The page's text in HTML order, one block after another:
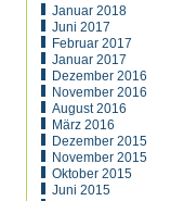
Januar 2018
Juni 2017
Februar 2017
Januar 2017
Dezember 2016
November 2016
August 2016
März 2016
Dezember 2015
November 2015
Oktober 2015
Juni 2015